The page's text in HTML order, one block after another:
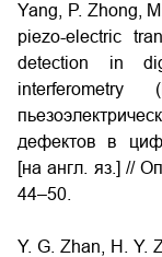
Yang, P. Zhong,
piezo-electric
detection in
interferometry
дефектов в
[на англ. яз.] //
44–50.
Y. G. Zhan, H. Y.